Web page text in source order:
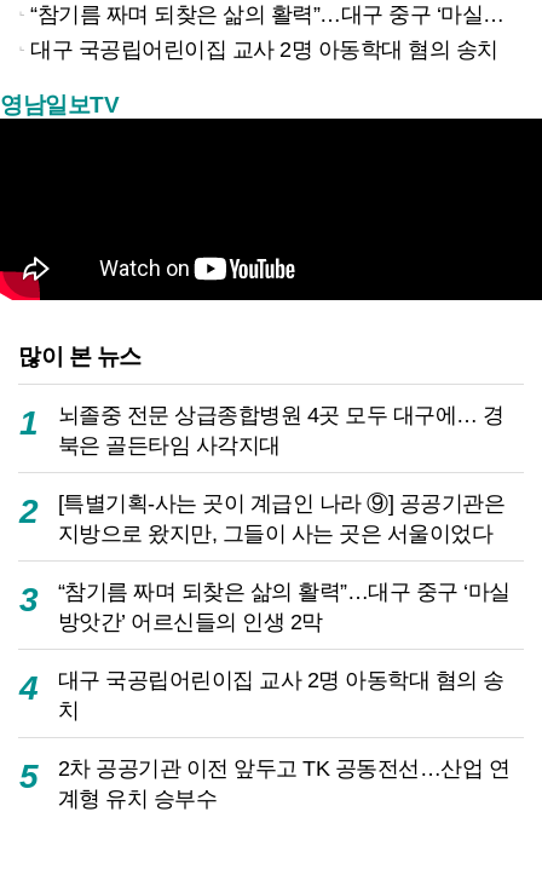
“참기름 짜며 되찾은 삶의 활력”…대구 중구 ‘마실방앗간’ 어르신들의 인생 2막
대구 국공립어린이집 교사 2명 아동학대 혐의 송치
영남일보TV
많이 본 뉴스
1
뇌졸중 전문 상급종합병원 4곳 모두 대구에… 경
북은 골든타임 사각지대
2
[특별기획-사는 곳이 계급인 나라 ⑨] 공공기관은
지방으로 왔지만, 그들이 사는 곳은 서울이었다
3
“참기름 짜며 되찾은 삶의 활력”…대구 중구 ‘마실
방앗간’ 어르신들의 인생 2막
4
대구 국공립어린이집 교사 2명 아동학대 혐의 송
치
5
2차 공공기관 이전 앞두고 TK 공동전선…산업 연
계형 유치 승부수